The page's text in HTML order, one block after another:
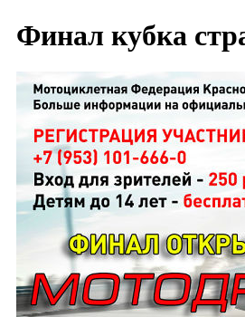
Финал кубка